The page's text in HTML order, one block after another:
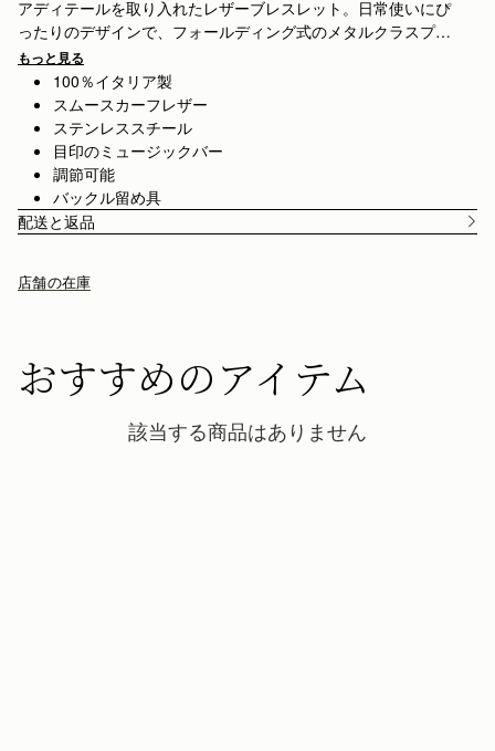
アディテールを取り入れたレザーブレスレット。日常使いにぴ
ったりのデザインで、フォールディング式のメタルクラスプに
よりしっかりと留めることができ、サイズ調整も自在です。
もっと見る
100％イタリア製
スムースカーフレザー
ステンレススチール
目印のミュージックバー
調節可能
バックル留め具
配送と返品
店舗の在庫
おすすめのアイテム
該当する商品はありません